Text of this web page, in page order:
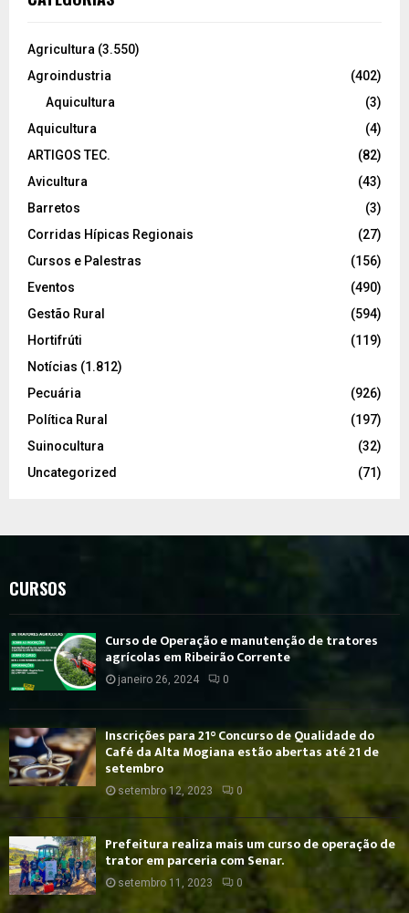
Agricultura (3.550)
Agroindustria
(402)
Aquicultura
(3)
Aquicultura
(4)
ARTIGOS TEC.
(82)
Avicultura
(43)
Barretos
(3)
Corridas Hípicas Regionais
(27)
Cursos e Palestras
(156)
Eventos
(490)
Gestão Rural
(594)
Hortifrúti
(119)
Notícias (1.812)
Pecuária
(926)
Política Rural
(197)
Suinocultura
(32)
Uncategorized
(71)
CURSOS
Curso de Operação e manutenção de tratores
agrícolas em Ribeirão Corrente
janeiro 26, 2024 0
Inscrições para 21° Concurso de Qualidade do
Café da Alta Mogiana estão abertas até 21 de
setembro
setembro 12, 2023 0
Prefeitura realiza mais um curso de operação de
trator em parceria com Senar.
setembro 11, 2023 0